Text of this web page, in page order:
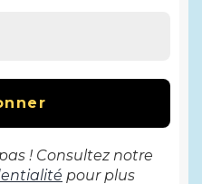
! Consultez notre
pour plus